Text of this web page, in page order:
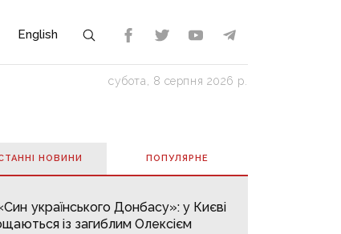
English
субота, 8 серпня 2026 р.
НОВИНИ ПОПУЛЯРНE
українського Донбасу»: у Києві
із загиблим Олексієм